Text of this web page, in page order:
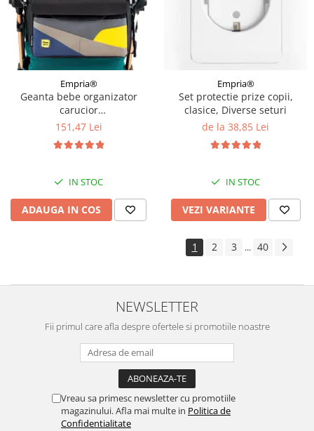
Empria®
Geanta bebe organizator
carucior
bebelusi, 36x21x11 cm
151,47 Lei
IN STOC
ADAUGA IN COS
Empria®
Set protectie prize copii,
clasice, Diverse seturi
de la 38,85 Lei
IN STOC
VEZI VARIANTE
1 2 3 ... 40
NEWSLETTER
Fii primul care afla despre ofertele si promotiile noastre
Vreau sa primesc newsletter cu promotiile
magazinului. Afla mai multe in Politica de
Confidentialitate